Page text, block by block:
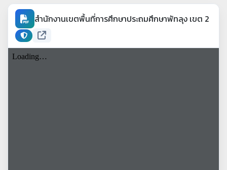
สำนักงานเขตพื้นที่การศึกษาประถมศึกษาพัทลุง เขต 2